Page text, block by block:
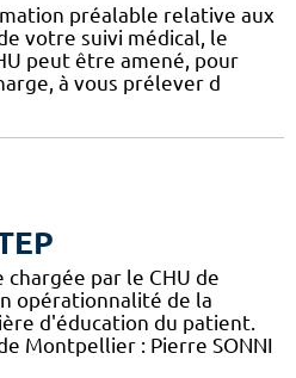
préalable relative aux
votre suivi médical, le
peut être amené, pour
à vous prélever d
chargée par le CHU de
opérationnalité de la
d'éducation du patient.
Montpellier : Pierre SONNI